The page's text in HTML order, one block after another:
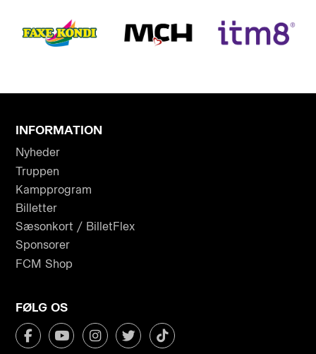
INFORMATION
Nyheder
Truppen
Kampprogram
Billetter
Sæsonkort / BilletFlex
Sponsorer
FCM Shop
FØLG OS